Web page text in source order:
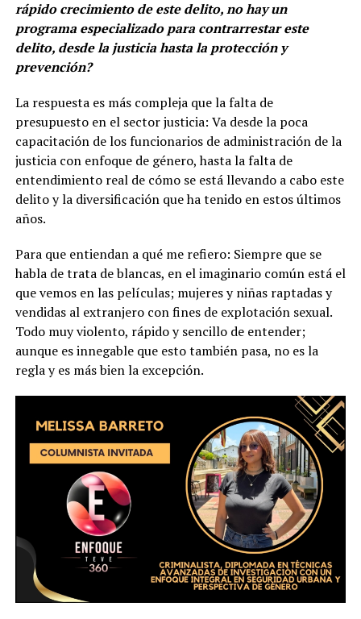
rápido crecimiento de este delito, no hay un
programa especializado para contrarrestar este
delito, desde la justicia hasta la protección y
prevención?
La respuesta es más compleja que la falta de
presupuesto en el sector justicia: Va desde la poca
capacitación de los funcionarios de administración de la
justicia con enfoque de género, hasta la falta de
entendimiento real de cómo se está llevando a cabo este
delito y la diversificación que ha tenido en estos últimos
años.
Para que entiendan a qué me refiero: Siempre que se
habla de trata de blancas, en el imaginario común está el
que vemos en las películas; mujeres y niñas raptadas y
vendidas al extranjero con fines de explotación sexual.
Todo muy violento, rápido y sencillo de entender;
aunque es innegable que esto también pasa, no es la
regla y es más bien la excepción.